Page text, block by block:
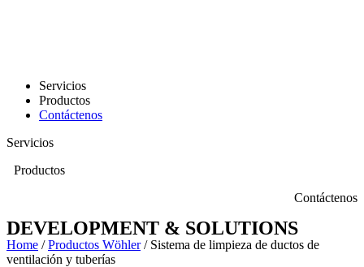
Servicios
Productos
Contáctenos
Servicios
Productos
Contáctenos
DEVELOPMENT & SOLUTIONS
Home /Productos Wöhler/ Sistema de limpieza de ductos de
ventilación y tuberías